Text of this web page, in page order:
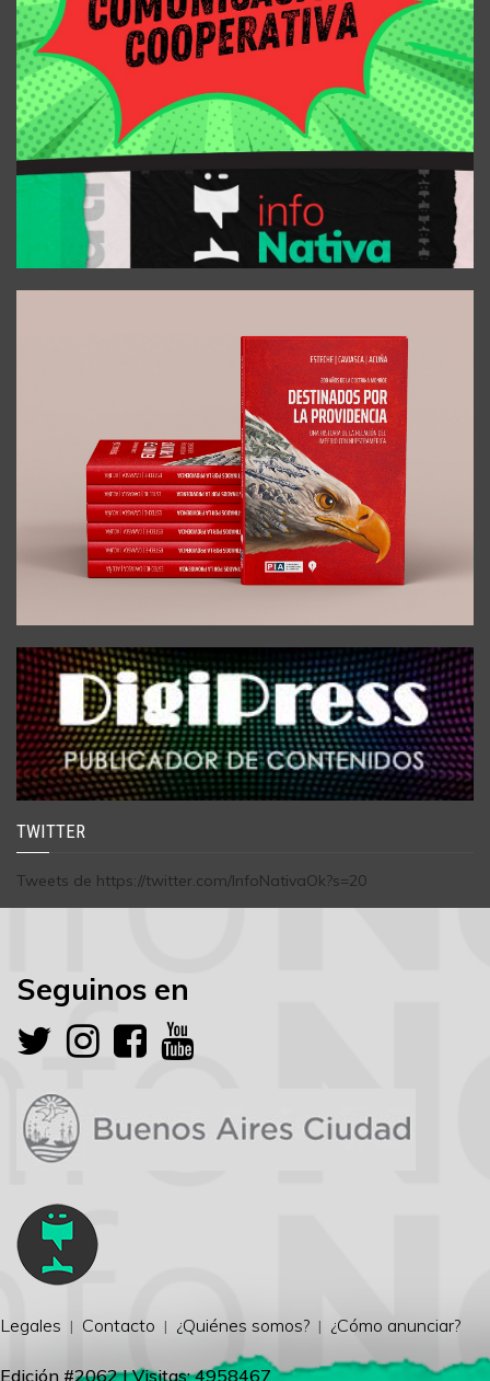
TWITTER
Tweets de https://twitter.com/InfoNativaOk?s=20
Seguinos en
Legales Contacto ¿Quiénes somos? ¿Cómo anunciar?
Edición #2062 | Visitas: 4958467